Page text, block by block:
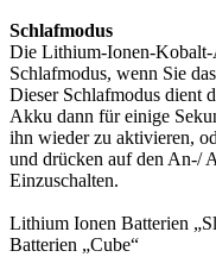
Schlafmodus
Die Lithium-Ionen-Kobalt-
Schlafmodus, wenn Sie
Dieser Schlafmodus dient
Akku dann für einige
ihn wieder zu aktivieren,
und drücken auf den An-/
Einzuschalten.
Lithium Ionen
Batterien „Cube“